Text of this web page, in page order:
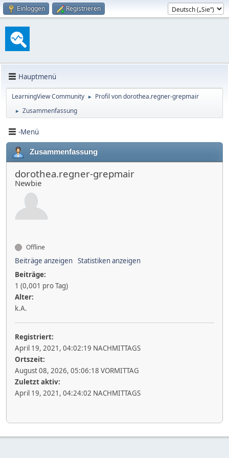
Einloggen Registrieren
Hauptmenü
LearningView Community ► Profil von dorothea.regner-grepmair
► Zusammenfassung
-Menü
Zusammenfassung
dorothea.regner-grepmair
Newbie
Offline
Beiträge anzeigen Statistiken anzeigen
Beiträge:
1 (0,001 pro Tag)
Alter:
k.A.
Registriert:
April 19, 2021, 04:02:19 NACHMITTAGS
Ortszeit:
August 08, 2026, 05:06:18 VORMITTAG
Zuletzt aktiv:
April 19, 2021, 04:24:02 NACHMITTAGS